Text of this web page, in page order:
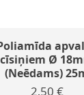
cīsiņiem Ø
(Neēdams)
Cena
2,50 €